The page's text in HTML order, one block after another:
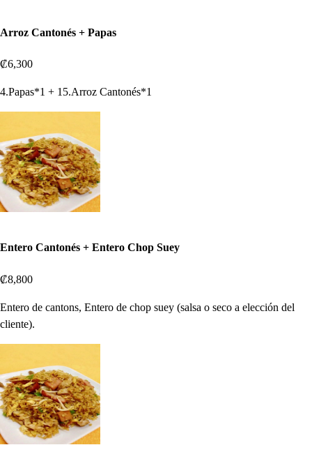
Arroz Cantonés + Papas
₡6,300
4.Papas*1 + 15.Arroz Cantonés*1
Entero Cantonés + Entero Chop Suey
₡8,800
Entero de cantons, Entero de chop suey (salsa o seco a elección del
cliente).